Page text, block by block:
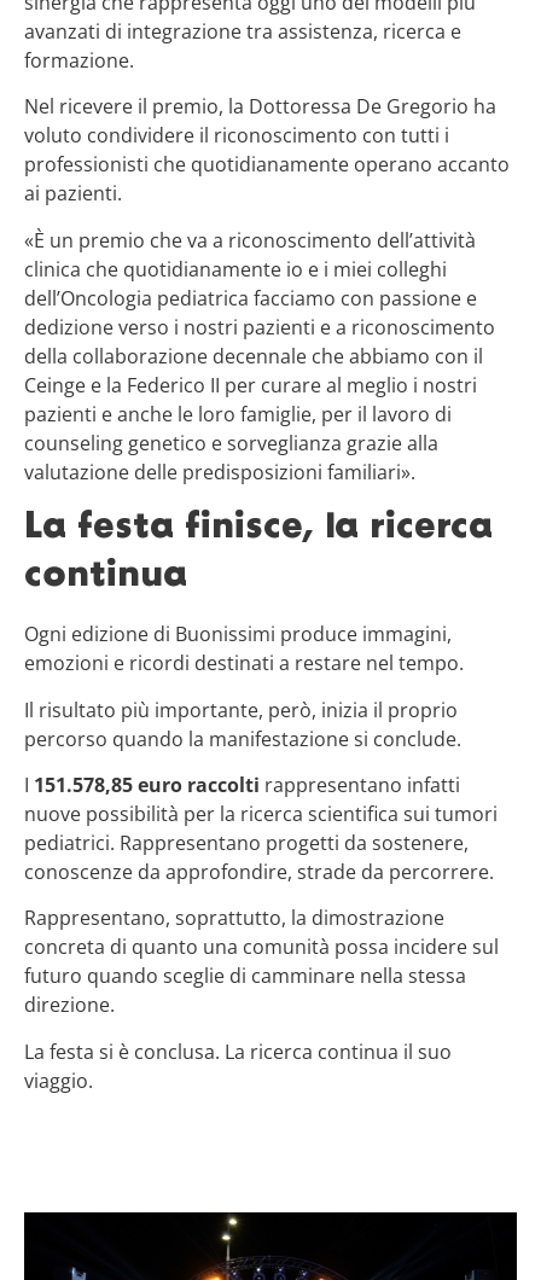
avanzati di integrazione tra assistenza, ricerca e
formazione.
Nel ricevere il premio, la Dottoressa De Gregorio ha
voluto condividere il riconoscimento con tutti i
professionisti che quotidianamente operano accanto
ai pazienti.
«È un premio che va a riconoscimento dell’attività
clinica che quotidianamente io e i miei colleghi
dell’Oncologia pediatrica facciamo con passione e
dedizione verso i nostri pazienti e a riconoscimento
della collaborazione decennale che abbiamo con il
Ceinge e la Federico II per curare al meglio i nostri
pazienti e anche le loro famiglie, per il lavoro di
counseling genetico e sorveglianza grazie alla
valutazione delle predisposizioni familiari».
La festa finisce, la ricerca
continua
Ogni edizione di Buonissimi produce immagini,
emozioni e ricordi destinati a restare nel tempo.
Il risultato più importante, però, inizia il proprio
percorso quando la manifestazione si conclude.
I 151.578,85 euro raccolti rappresentano infatti
nuove possibilità per la ricerca scientifica sui tumori
pediatrici. Rappresentano progetti da sostenere,
conoscenze da approfondire, strade da percorrere.
Rappresentano, soprattutto, la dimostrazione
concreta di quanto una comunità possa incidere sul
futuro quando sceglie di camminare nella stessa
direzione.
La festa si è conclusa. La ricerca continua il suo
viaggio.